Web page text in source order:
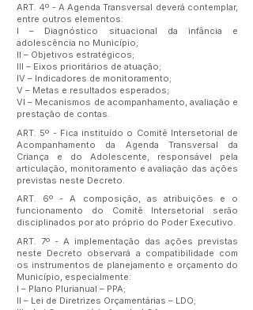
ART. 4º - A Agenda Transversal deverá contemplar,
entre outros elementos:
I – Diagnóstico situacional da infância e
adolescência no Município;
II – Objetivos estratégicos;
III – Eixos prioritários de atuação;
IV – Indicadores de monitoramento;
V – Metas e resultados esperados;
VI – Mecanismos de acompanhamento, avaliação e
prestação de contas.
ART. 5º - Fica instituído o Comitê Intersetorial de
Acompanhamento da Agenda Transversal da
Criança e do Adolescente, responsável pela
articulação, monitoramento e avaliação das ações
previstas neste Decreto.
ART. 6º - A composição, as atribuições e o
funcionamento do Comitê Intersetorial serão
disciplinados por ato próprio do Poder Executivo.
ART. 7º - A implementação das ações previstas
neste Decreto observará a compatibilidade com
os instrumentos de planejamento e orçamento do
Município, especialmente:
I – Plano Plurianual – PPA;
II – Lei de Diretrizes Orçamentárias – LDO;